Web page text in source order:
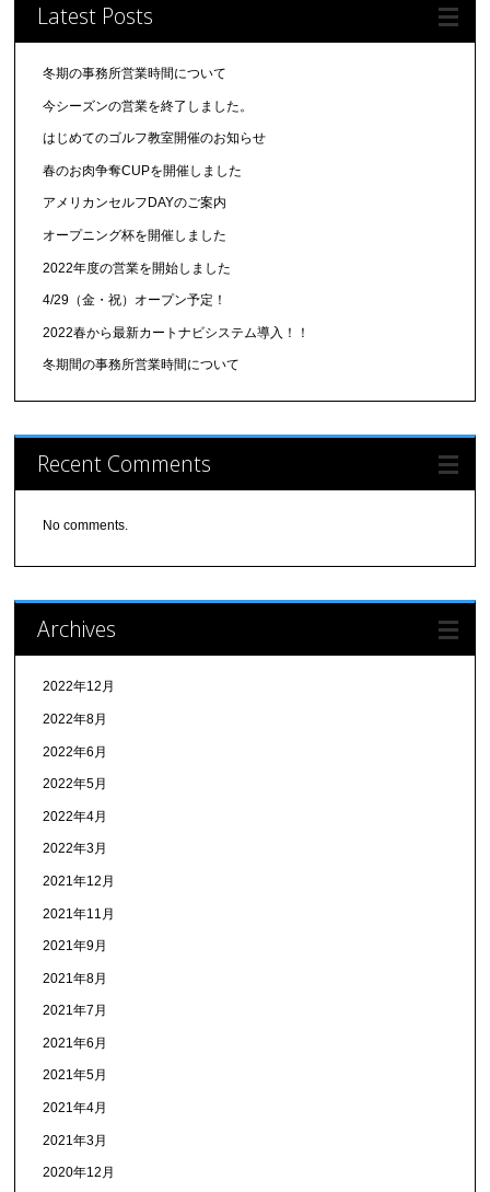
Latest Posts
冬期の事務所営業時間について
今シーズンの営業を終了しました。
はじめてのゴルフ教室開催のお知らせ
春のお肉争奪CUPを開催しました
アメリカンセルフDAYのご案内
オープニング杯を開催しました
2022年度の営業を開始しました
4/29（金・祝）オープン予定！
2022春から最新カートナビシステム導入！！
冬期間の事務所営業時間について
Recent Comments
No comments.
Archives
2022年12月
2022年8月
2022年6月
2022年5月
2022年4月
2022年3月
2021年12月
2021年11月
2021年9月
2021年8月
2021年7月
2021年6月
2021年5月
2021年4月
2021年3月
2020年12月